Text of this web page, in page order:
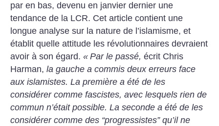
par en bas, devenu en janvier dernier une
tendance de la LCR. Cet article contient une
longue analyse sur la nature de l’islamisme, et
établit quelle attitude les révolutionnaires devraient
avoir à son égard.« Par le passé, écrit Chris
Harman,la gauche a commis deux erreurs face
aux islamistes. La première a été de les
considérer comme fascistes, avec lesquels rien de
commun n’était possible. La seconde a été de les
considérer comme des “progressistes” qu’il ne